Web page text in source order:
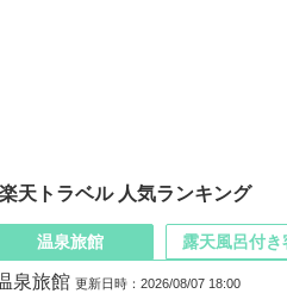
楽天トラベル 人気ランキング
温泉旅館
泉旅館 更新日時：2026/08/07 18:00
露天風呂付き